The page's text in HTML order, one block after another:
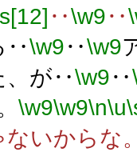
‥\w9‥
‥\w9‥\w9
、が‥\w9‥
\w9\w9\n\u
ないからな